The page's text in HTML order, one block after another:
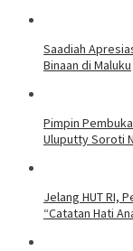
Saadiah
Binaan di Maluku
Pimpin
Uluputty Soroti
Jelang HUT RI,
“Catatan Hati